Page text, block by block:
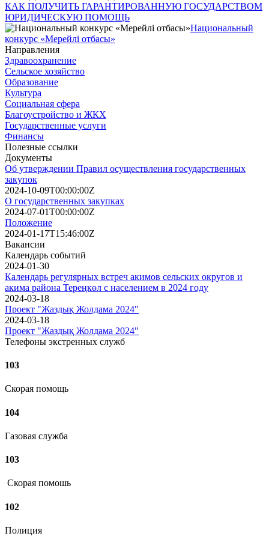
КАК ПОЛУЧИТЬ ГАРАНТИРОВАННУЮ ГОСУДАРСТВОМ
ЮРИДИЧЕСКУЮ ПОМОЩЬ
Национальный
конкурс «Мерейлі отбасы»
Направления
Здравоохранение
Сельское хозяйство
Образование
Культура
Социальная сфера
Благоустройство и ЖКХ
Государственные услуги
Финансы
Полезные ссылки
Документы
Об утверждении Правил осуществления государственных
закупок
2024-10-09T00:00:00Z
О государственных закупках
2024-07-01T00:00:00Z
Положение
2024-01-17T15:46:00Z
Вакансии
Календарь событий
2024-01-30
Календарь регулярных встреч акимов сельских округов и
акима района Тереңкөл с населением в 2024 году
2024-03-18
Проект "Жаздық Жолдама 2024"
2024-03-18
Проект "Жаздық Жолдама 2024"
Телефоны экстренных служб
103
Скорая помощь
104
Газовая служба
103
Скорая помошь
102
Полиция